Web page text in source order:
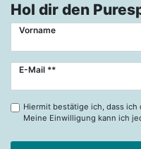
Hol dir den
Vorname
E-Mail **
Newsletter
Hiermit bestätige ich, dass ich
Meine Einwilligung kann ich